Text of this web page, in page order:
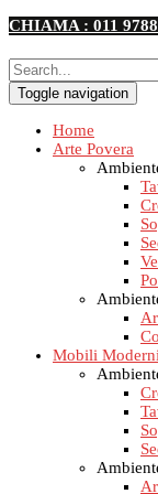
CHIAMA : 011
Toggle navigation
Home
Arte Povera
Mobili Moderni